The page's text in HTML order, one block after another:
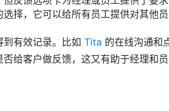
择，它可以给所有员工提供对其他员
有效记录。比如 Tita 的在线沟通和
给客户做反馈，这又有助于经理和